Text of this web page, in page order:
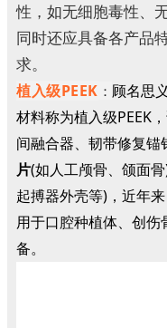
性，如无细胞毒性、
同时还应具备各产品
求。
植入级PEEK ： 顾名思
材料称为植入级PEEK
间融合器、韧带修复锚
片(如人工颅骨、颌面
起搏器外壳等)，近年
用于口腔种植体、创
备。